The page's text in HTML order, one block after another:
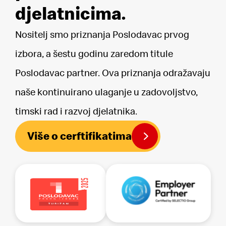
ispitanici ostvaruju podnošenjem pisanog zahtjeva
GLOBALNOJ HRANA -i i/ili Službeniku za zaštitu osobnih
podataka na kontakt adresu e-pošte
privatnost@hr.mcd.com. Pravo na podnošenje prigovora
ostvaruje se prigovorom Agenciji za zaštitu osobnih
podataka RH.
djelatnicima.
Nositelj smo priznanja Poslodavac prvog
izbora, a šestu godinu zaredom titule
Poslodavac partner. Ova priznanja odražavaju
naše kontinuirano ulaganje u zadovoljstvo,
timski rad i razvoj djelatnika.
Više o cerftifikatima